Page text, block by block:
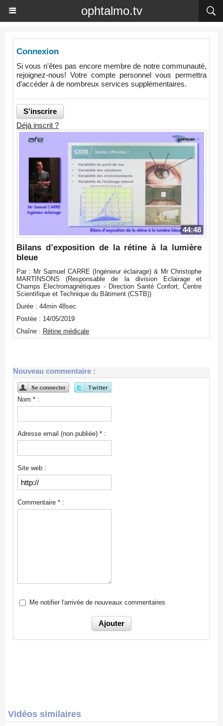
ophtalmo.tv
Vidéos similaires
Connexion
Si vous n'êtes pas encore membre de notre communauté,
rejoignez-nous! Votre compte personnel vous permettra
d'accéder à de nombreux services supplémentaires.
Déjà inscrit ?
44:48
Bilans d’exposition de la rétine à la lumière
bleue
Par : Mr Samuel CARRE (Ingénieur éclairage) & Mr Christophe
MARTINSONS (Responsable de la division Eclairage et
Champs Electromagnétiques - Direction Santé Confort, Centre
Scientifique et Technique du Bâtiment (CSTB))
Durée : 44min 48sec
Postée : 14/05/2019
Chaîne : Rétine médicale
Nouveau commentaire :
Nom * :
Adresse email (non publiée) * :
Site web :
Commentaire * :
Me notifier l'arrivée de nouveaux commentaires